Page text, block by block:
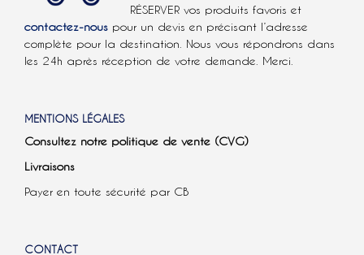
RÉSERVER vos produits favoris et
contactez-nous pour un devis en précisant l’adresse
complète pour la destination. Nous vous répondrons dans
les 24h après réception de votre demande. Merci.
MENTIONS LÉGALES
Consultez notre politique de vente (CVG)
Livraisons
Payer en toute sécurité par CB
CONTACT